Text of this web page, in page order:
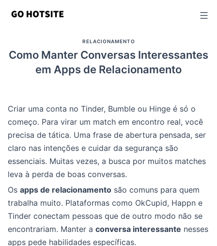
conteúdo
RELACIONAMENTO
Como Manter Conversas Interessantes
em Apps de Relacionamento
Criar uma conta no Tinder, Bumble ou Hinge é só o
começo. Para virar um match em encontro real, você
precisa de tática. Uma frase de abertura pensada, ser
claro nas intenções e cuidar da segurança são
essenciais. Muitas vezes, a busca por muitos matches
leva à perda de boas conversas.
Os apps de relacionamento são comuns para quem
trabalha muito. Plataformas como OkCupid, Happn e
Tinder conectam pessoas que de outro modo não se
encontrariam. Manter a conversa interessante nesses
apps pede habilidades específicas.